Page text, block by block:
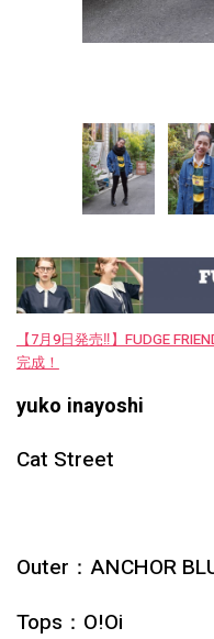
【7月9日発売‼︎】FUDGE
完成！
yuko inayoshi
Cat Street
Outer： ANCHOR
Tops： O!Oi